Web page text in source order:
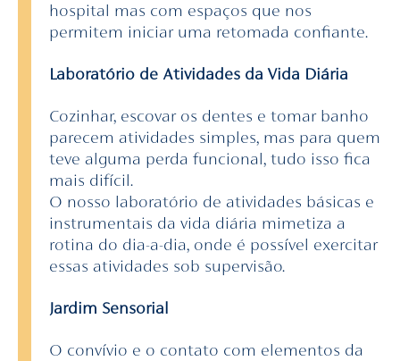
hospital mas com espaços que nos
permitem iniciar uma retomada confiante.
Laboratório de Atividades da Vida Diária
Cozinhar, escovar os dentes e tomar banho
parecem atividades simples, mas para quem
teve alguma perda funcional, tudo isso fica
mais difícil.
O nosso laboratório de atividades básicas e
instrumentais da vida diária mimetiza a
rotina do dia-a-dia, onde é possível exercitar
essas atividades sob supervisão.
Jardim Sensorial
O convívio e o contato com elementos da